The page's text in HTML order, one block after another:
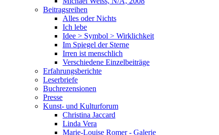
Beitragsreihen
Alles oder Nichts
Ich lebe
Idee > Symbol > Wirklichkeit
Im Spiegel der Sterne
Irren ist menschlich
Verschiedene Einzelbeiträge
Erfahrungsberichte
Leserbriefe
Buchrezensionen
Presse
Kunst- und Kulturforum
Christina Jaccard
Linda Vera
Marie-Louise Romer - Galerie